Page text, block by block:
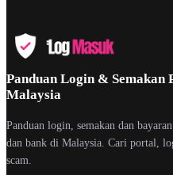
Panduan Login & Semakan
Malaysia
Panduan login, semakan dan
dan bank di Malaysia. Cari portal,
scam.